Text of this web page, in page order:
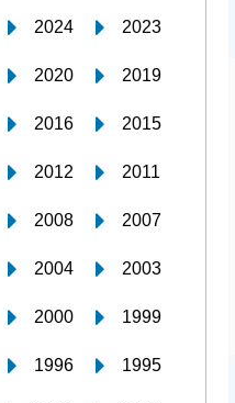
2024 2023
2020 2019
2016 2015
2012 2011
2008 2007
2004 2003
2000 1999
1996 1995